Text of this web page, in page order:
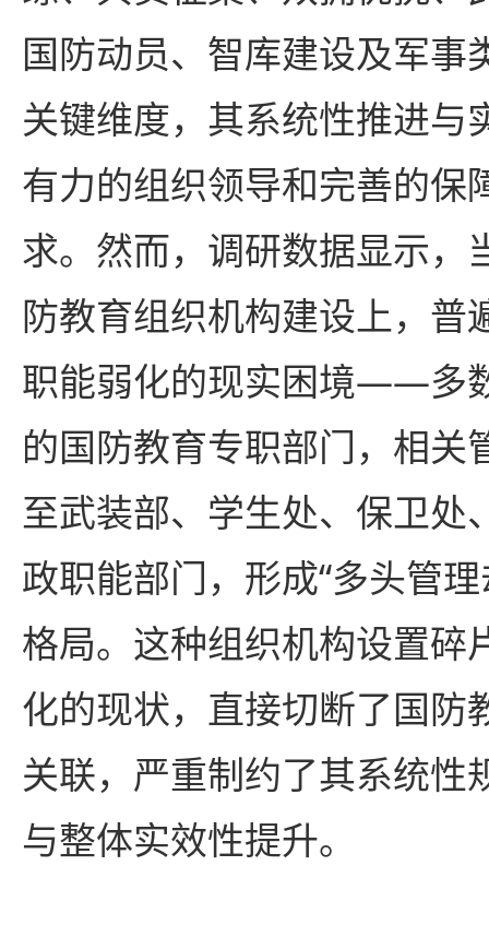
国防动员、智库建设及军事
关键维度，其系统性推进与
有力的组织领导和完善的保
求。然而，调研数据显示，
防教育组织机构建设上，普
职能弱化的现实困境——多
的国防教育专职部门，相关
至武装部、学生处、保卫处
政职能部门，形成“多头管
格局。这种组织机构设置碎
化的现状，直接切断了国防
关联，严重制约了其系统性
与整体实效性提升。